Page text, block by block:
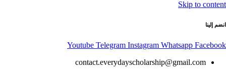
Skip to content
انضم إلينا
Youtube Telegram Instagram Whatsapp Facebook
contact.everydayscholarship@gmail.com